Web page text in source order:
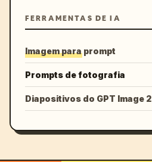
FERRAMENTAS DE IA
Imagem para prompt
Prompts de fotografia
Diapositivos do GPT Image 2